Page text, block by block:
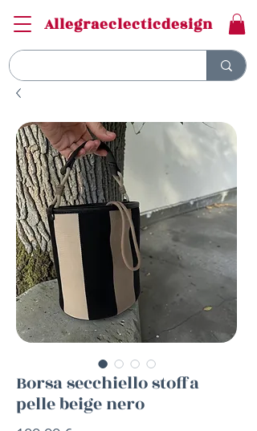
Allegraeclecticdesign
Borsa secchiello stoffa
pelle beige nero